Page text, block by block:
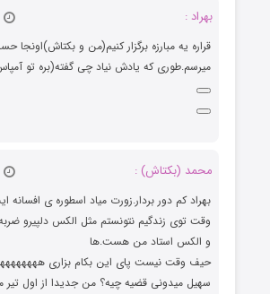
بهراد :
قراره یه مبارزه برگزار کنیم(من و بکتاش)اونجا
میرسم.طوری که یادش نیاد چی گفته(بره تو
محمد (بکتاش) :
بهراد کم دور بردار.زورت میاد اسطوره ی افسانه
وقت توی زندگیم نتونستم مثل الکس دلپیرو
و الکس استاد من هست.ها
حیف وقت نیست پای این بکام بزاری
سهیل میدونی قضیه چیه؟ من جدیدا از اول تیر